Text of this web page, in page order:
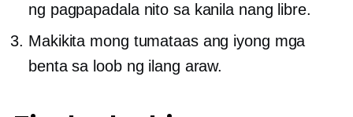
ng pagpapadala nito sa kanila nang libre.
Makikita mong tumataas ang iyong mga
benta sa loob ng ilang araw.